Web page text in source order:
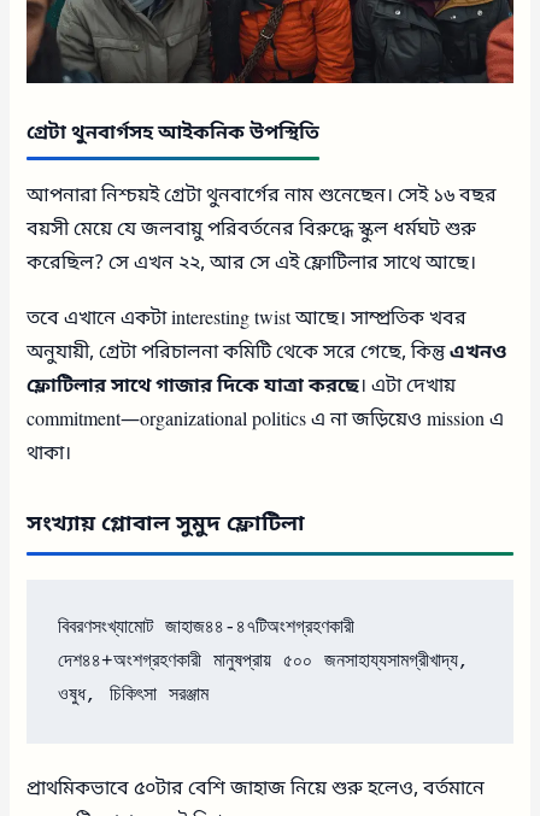
গ্রেটা থুনবার্গসহ আইকনিক উপস্থিতি
আপনারা নিশ্চয়ই গ্রেটা থুনবার্গের নাম শুনেছেন। সেই ১৬ বছর
বয়সী মেয়ে যে জলবায়ু পরিবর্তনের বিরুদ্ধে স্কুল ধর্মঘট শুরু
করেছিল? সে এখন ২২, আর সে এই ফ্লোটিলার সাথে আছে।
তবে এখানে একটা interesting twist আছে। সাম্প্রতিক খবর
অনুযায়ী, গ্রেটা পরিচালনা কমিটি থেকে সরে গেছে, কিন্তুএখনও
ফ্লোটিলার সাথে গাজার দিকে যাত্রা করছে। এটা দেখায়
commitment—organizational politics এ না জড়িয়েও mission এ
থাকা।
সংখ্যায় গ্লোবাল সুমুদ ফ্লোটিলা
বিবরণসংখ্যামোট জাহাজ৪৪-৪৭টিঅংশগ্রহণকারী
দেশ৪৪+অংশগ্রহণকারী মানুষপ্রায় ৫০০ জনসাহায্যসামগ্রীখাদ্য,
ওষুধ, চিকিৎসা সরঞ্জাম
প্রাথমিকভাবে ৫০টার বেশি জাহাজ নিয়ে শুরু হলেও, বর্তমানে